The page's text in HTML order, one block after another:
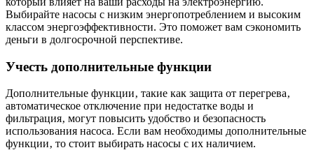
Выбирайте насосы с низким энергопотреблением и высоким
классом энергоэффективности. Это поможет вам сэкономить
деньги в долгосрочной перспективе.
Учесть дополнительные функции
Дополнительные функции‚ такие как защита от перегрева‚
автоматическое отключение при недостатке воды и
фильтрация‚ могут повысить удобство и безопасность
использования насоса. Если вам необходимы дополнительные
функции‚ то стоит выбирать насосы с их наличием.